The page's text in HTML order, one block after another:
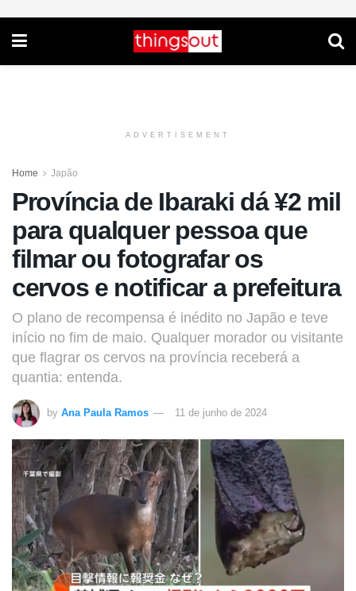
ADVERTISEMENT
Home Japão
Província de Ibaraki dá ¥2 mil
para qualquer pessoa que
filmar ou fotografar os
cervos e notificar a prefeitura
O plano de recompensa é inédito no Japão e teve
início no fim de maio. Qualquer morador ou visitante
que flagrar os cervos na província receberá a
quantia: entenda.
by Ana Paula Ramos 11 de junho de 2024